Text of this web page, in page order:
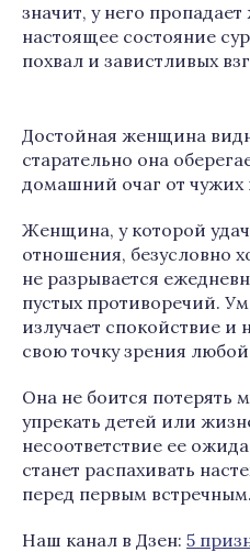
значит, у него
настоящее состояние
похвал и завистливых
Достойная женщина
старательно она
домашний очаг от чужих
Женщина, у которой
отношения, безусловно
не разрывается
пустых противоречий.
излучает спокойствие и
свою точку зрения
Она не боится потерять
упрекать детей или
несоответствие ее
станет распахивать
перед первым встречным.
Наш канал в Дзен: 5